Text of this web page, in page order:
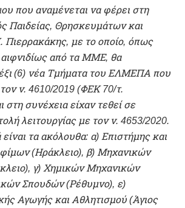
που αναμένεται να φέρει στη
Παιδείας, Θρησκευμάτων και
Πιερρακάκης, με το οποίο, όπως
από τα ΜΜΕ, θα
(6) νέα Τμήματα του ΕΛΜΕΠΑ που
τον ν. 4610/2019 (ΦΕΚ 70/τ.
στη συνέχεια είχαν τεθεί σε
λειτουργίας με τον ν. 4653/2020.
τα ακόλουθα: α) Επιστήμης και
(Ηράκλειο), β) Μηχανικών
γ) Χημικών Μηχανικών
Σπουδών (Ρέθυμνο), ε)
Αγωγής και Αθλητισμού (Άγιος